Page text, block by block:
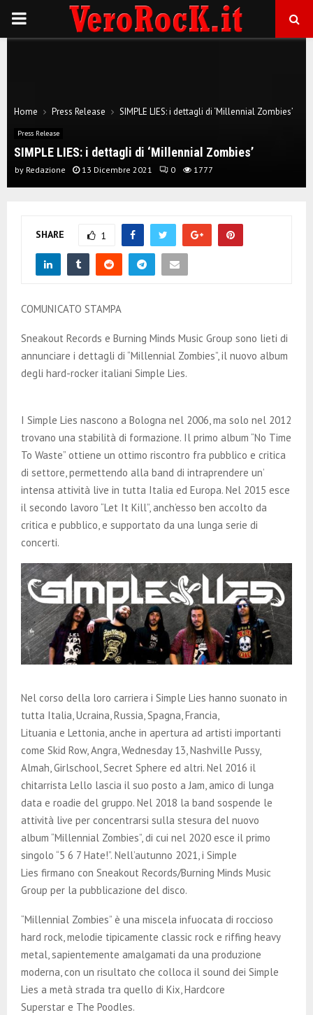
P
M
A
N
Home Press Release SIMPLE LIES: i dettagli di ‘Millennial Zombies’
Press Release
SIMPLE LIES: i dettagli di ‘Millennial Zombies’
by Redazione 13 Dicembre 2021 0 1777
SHARE 1
COMUNICATO STAMPA
Sneakout Records e Burning Minds Music Group sono lieti di
annunciare i dettagli di “Millennial Zombies”, il nuovo album
degli hard-rocker italiani Simple Lies.
I Simple Lies nascono a Bologna nel 2006, ma solo nel 2012
trovano una stabilità di formazione. Il primo album “No Time
To Waste” ottiene un ottimo riscontro fra pubblico e critica
di settore, permettendo alla band di intraprendere un’
intensa attività live in tutta Italia ed Europa. Nel 2015 esce
il secondo lavoro “Let It Kill”, anch’esso ben accolto da
critica e pubblico, e supportato da una lunga serie di
concerti.
Nel corso della loro carriera i Simple Lies hanno suonato in
tutta Italia, Ucraina, Russia, Spagna, Francia,
Lituania e Lettonia, anche in apertura ad artisti importanti
come Skid Row, Angra, Wednesday 13, Nashville Pussy,
Almah, Girlschool, Secret Sphere ed altri. Nel 2016 il
chitarrista Lello lascia il suo posto a Jam, amico di lunga
data e roadie del gruppo. Nel 2018 la band sospende le
attività live per concentrarsi sulla stesura del nuovo
album “Millennial Zombies”, di cui nel 2020 esce il primo
singolo “5 6 7 Hate!”. Nell’autunno 2021, i Simple
Lies firmano con Sneakout Records/Burning Minds Music
Group per la pubblicazione del disco.
“Millennial Zombies” è una miscela infuocata di roccioso
hard rock, melodie tipicamente classic rock e riffing heavy
metal, sapientemente amalgamati da una produzione
moderna, con un risultato che colloca il sound dei Simple
Lies a metà strada tra quello di Kix, Hardcore
Superstar e The Poodles.